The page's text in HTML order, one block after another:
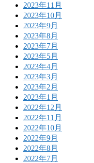
2023年11月
2023年10月
2023年9月
2023年8月
2023年7月
2023年5月
2023年4月
2023年3月
2023年2月
2023年1月
2022年12月
2022年11月
2022年10月
2022年9月
2022年8月
2022年7月